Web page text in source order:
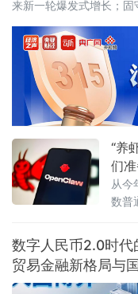
来新一轮爆发式增长；
“养
们
从今
数普
数字人民币2.0时代
贸易金融新格局与